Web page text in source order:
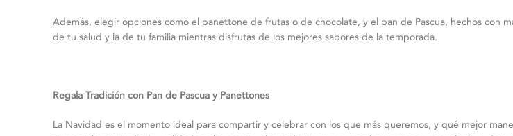
Además, elegir opciones como el panettone de frutas o de chocolate, y el pan de Pascua, hechos con
de tu salud y la de tu familia mientras disfrutas de los mejores sabores de la temporada.
Regala Tradición con Pan de Pascua y Panettones
La Navidad es el momento ideal para compartir y celebrar con los que más queremos, y qué mejor